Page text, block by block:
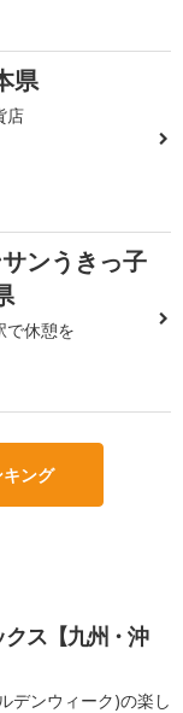
県
店
ンうきっ子
で休憩を
ング
ス【九州・沖
デンウィーク)の楽し